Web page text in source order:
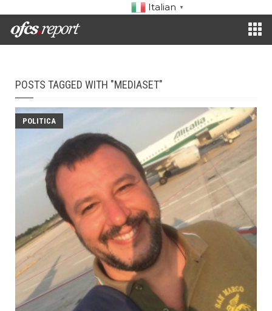
Italian ▼
POSTS TAGGED WITH "MEDIASET"
POLITICA